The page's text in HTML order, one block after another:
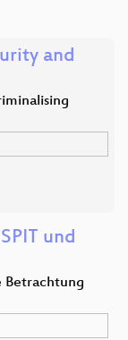
and
und
Betrachtung